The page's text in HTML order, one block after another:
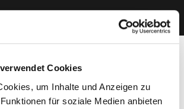
Cookies
um Inhalte und Anzeigen zu
für soziale Medien anbieten